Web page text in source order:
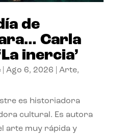
de
Carla
inercia’
| Ago 6, 2026 Arte,
es historiadora
cultural. Es autora
arte muy rápida y